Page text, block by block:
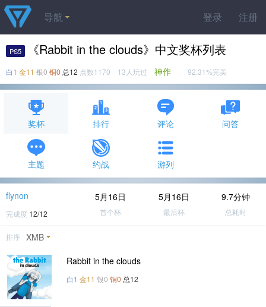
登录 注册
导航
PS5 《Rabbit in the clouds》中文奖杯列表
白1 金11 银0 铜0 总12 点数1170 13人玩过 神作 92.31%完美
奖杯 排行 评论 问答
主题 约战 游列
flynon
完成度 12/12
5月16日
首个杯
5月16日
最后杯
9.7分钟
总耗时
排序 XMB
Rabbit in the clouds
白1 金11 银0 铜0 总12